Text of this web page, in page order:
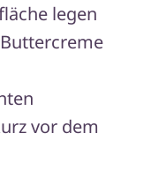
legen
vor dem